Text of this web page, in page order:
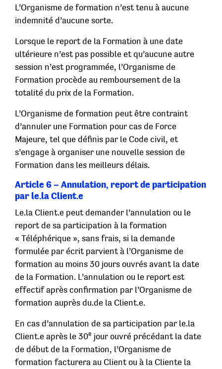
L’Organisme de formation n’est tenu à aucune
indemnité d’aucune sorte.
Lorsque le report de la Formation à une date
ultérieure n’est pas possible et qu’aucune autre
session n’est programmée, l’Organisme de
Formation procède au remboursement de la
totalité du prix de la Formation.
L’Organisme de formation peut être contraint
d’annuler une Formation pour cas de Force
Majeure, tel que définis par le Code civil, et
s’engage à organiser une nouvelle session de
Formation dans les meilleurs délais.
Article 6 – Annulation, report de participation
par le.la Client.e
Le.la Client.e peut demander l’annulation ou le
report de sa participation à la formation
« Téléphérique », sans frais, si la demande
formulée par écrit parvient à l’Organisme de
formation au moins 30 jours ouvrés avant la date
de la Formation. L’annulation ou le report est
effectif après confirmation par l’Organisme de
formation auprès du.de la Client.e.
En cas d’annulation de sa participation par le.la
Client.e après le 30e jour ouvré précédant la date
de début de la Formation, l’Organisme de
formation facturera au Client ou à la Cliente la